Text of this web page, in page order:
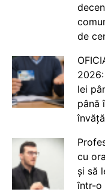
de
lei
până
cu
și să
într-o